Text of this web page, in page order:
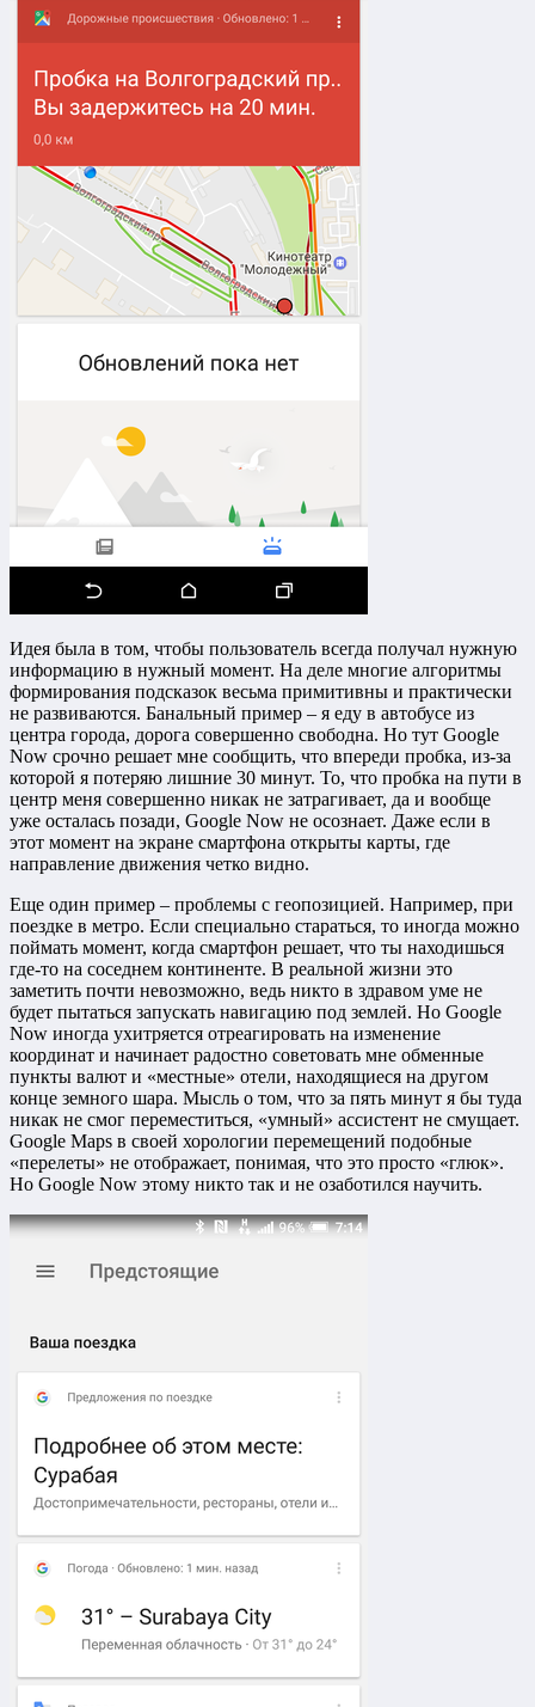
Идея была в том, чтобы пользователь всегда получал нужную
информацию в нужный момент. На деле многие алгоритмы
формирования подсказок весьма примитивны и практически
не развиваются. Банальный пример – я еду в автобусе из
центра города, дорога совершенно свободна. Но тут Google
Now срочно решает мне сообщить, что впереди пробка, из-за
которой я потеряю лишние 30 минут. То, что пробка на пути в
центр меня совершенно никак не затрагивает, да и вообще
уже осталась позади, Google Now не осознает. Даже если в
этот момент на экране смартфона открыты карты, где
направление движения четко видно.
Еще один пример – проблемы с геопозицией. Например, при
поездке в метро. Если специально стараться, то иногда можно
поймать момент, когда смартфон решает, что ты находишься
где-то на соседнем континенте. В реальной жизни это
заметить почти невозможно, ведь никто в здравом уме не
будет пытаться запускать навигацию под землей. Но Google
Now иногда ухитряется отреагировать на изменение
координат и начинает радостно советовать мне обменные
пункты валют и «местные» отели, находящиеся на другом
конце земного шара. Мысль о том, что за пять минут я бы туда
никак не смог переместиться, «умный» ассистент не смущает.
Google Maps в своей хорологии перемещений подобные
«перелеты» не отображает, понимая, что это просто «глюк».
Но Google Now этому никто так и не озаботился научить.